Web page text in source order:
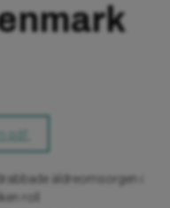
pdf.
äldreomsorgen i
roll